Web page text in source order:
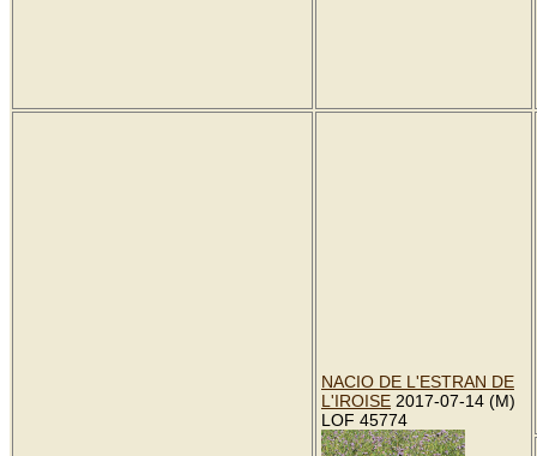
NACIO DE L'ESTRAN DE
L'IROISE 2017-07-14 (M)
LOF 45774